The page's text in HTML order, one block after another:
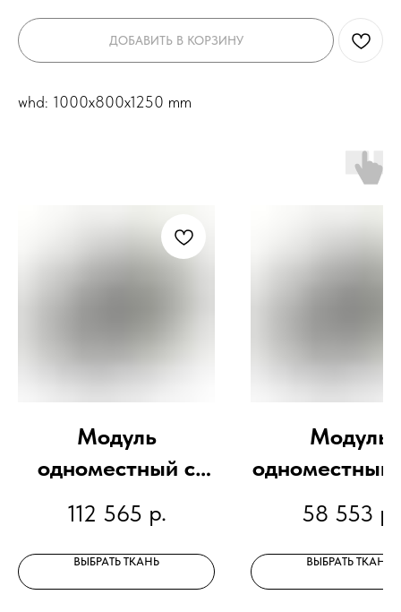
ДОБАВИТЬ В КОРЗИНУ
whd: 1000x800x1250 mm
Модуль
одноместный с
электроприводом
New York
112 565 р.
ВЫБРАТЬ ТКАНЬ
Модуль
одноместный
York
58 553 р.
ВЫБРАТЬ ТКАНЬ